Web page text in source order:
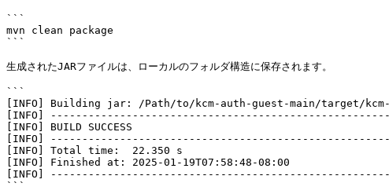
```
mvn clean package
```
生成されたJARファイルは、ローカルのフォルダ構造に保存されます。
```
[INFO] Building jar: /Path/to/kcm-auth-guest-main/target/
[INFO]
[INFO] BUILD SUCCESS
[INFO]
[INFO] Total time:  22.350 s
[INFO] Finished at: 2025-01-19T07:58:48-08:00
[INFO]
```